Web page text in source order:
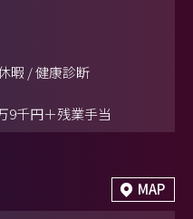
暇 / 健康診断
9千円＋残業手当
MAP